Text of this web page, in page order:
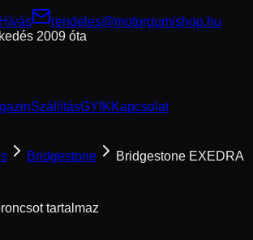
Hívás
rendeles@motorgumishop.hu
2009 óta
SzállításGYIKKapcsolat
Bridgestone
Bridgestone EXEDRA
tartalmaz